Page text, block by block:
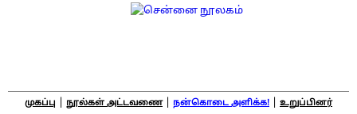
முகப்பு நூல்கள் அட்டவணை| நன்கொடை அளிக்க!
உறுப்பினர்